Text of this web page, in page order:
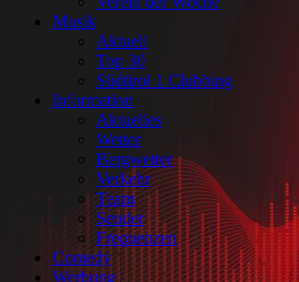
Musik
Aktuell
Top 30
Südtirol 1 Clubbing
Information
Aktuelles
Wetter
Bergwetter
Verkehr
Team
Sender
Frequenzen
Comedy
Werbung